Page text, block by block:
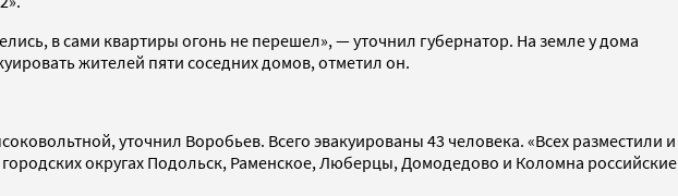
в сами квартиры огонь не перешел», — уточнил губернатор. На земле у дома
жителей пяти соседних домов, отметил он.
уточнил Воробьев. Всего эвакуированы 43 человека. «Всех разместили и
округах Подольск, Раменское, Люберцы, Домодедово и Коломна российские